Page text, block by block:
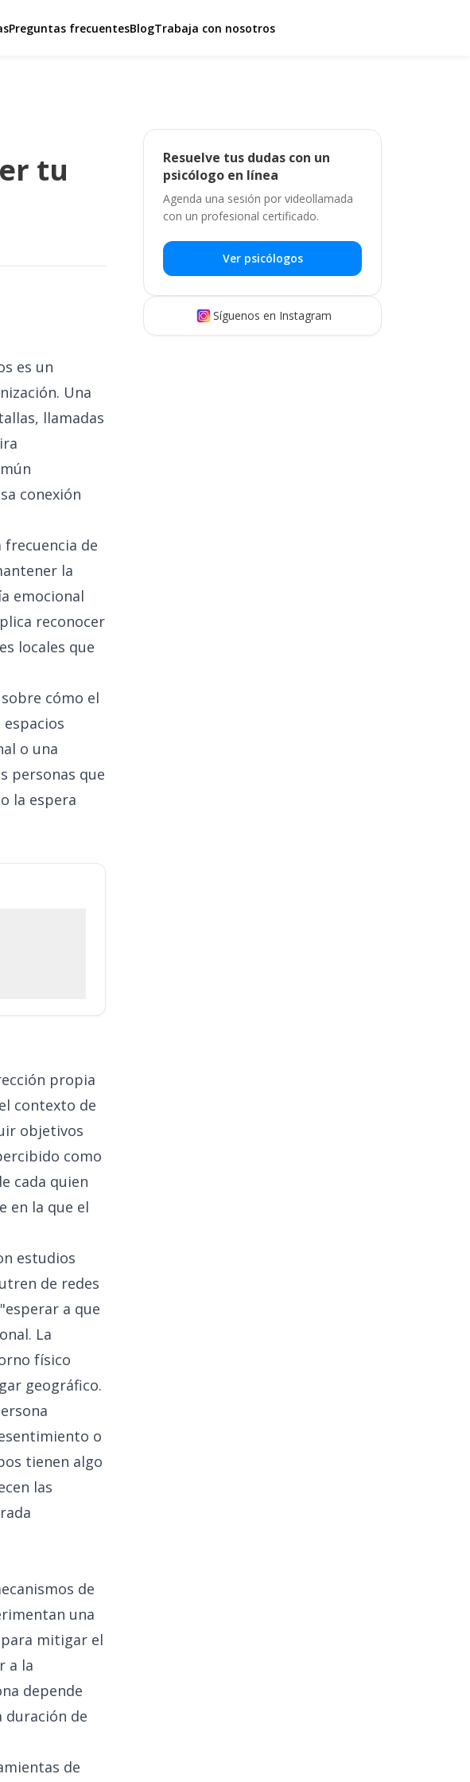
Preguntas frecuentesBlogTrabaja con nosotros
tu
es un
Una
llamadas
conexión
de
la
emocional
reconocer
locales que
cómo el
o una
personas que
la espera
propia
contexto de
objetivos
como
cada quien
en la que el
estudios
de redes
a que
La
físico
geográfico.
o
tienen algo
las
de
una
mitigar el
a la
depende
duración de
de
Resuelve tus dudas con un
psicólogo en línea
Agenda una sesión por videollamada
con un profesional certificado.
Ver psicólogos
Síguenos en Instagram